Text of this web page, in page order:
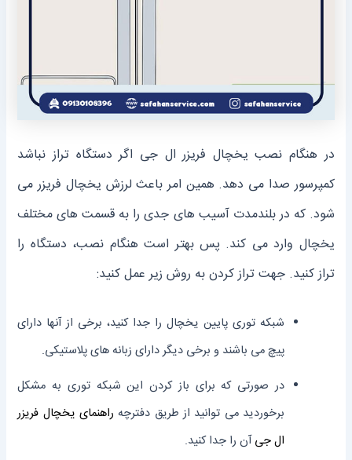
در هنگام نصب یخچال فریزر ال جی اگر دستگاه تراز نباشد
کمپرسور صدا می دهد. همین امر باعث لرزش یخچال فریزر می
شود. که در بلندمدت آسیب های جدی را به قسمت های مختلف
یخچال وارد می کند. پس بهتر است هنگام نصب، دستگاه را
تراز کنید. جهت تراز کردن به روش زیر عمل کنید:
شبکه توری پایین یخچال را جدا کنید، برخی از آنها دارای
پیچ می باشند و برخی دیگر دارای زبانه های پلاستیکی.
در صورتی که برای باز کردن این شبکه توری به مشکل
برخوردید می توانید از طریق دفترچه راهنمای یخچال فریزر
ال جیآن را جدا کنید.